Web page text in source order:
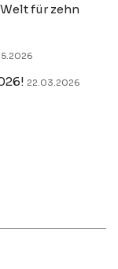
für zehn
22.03.2026